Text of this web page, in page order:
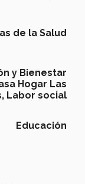
de la Salud
y Bienestar
Hogar Las
Labor social
Educación